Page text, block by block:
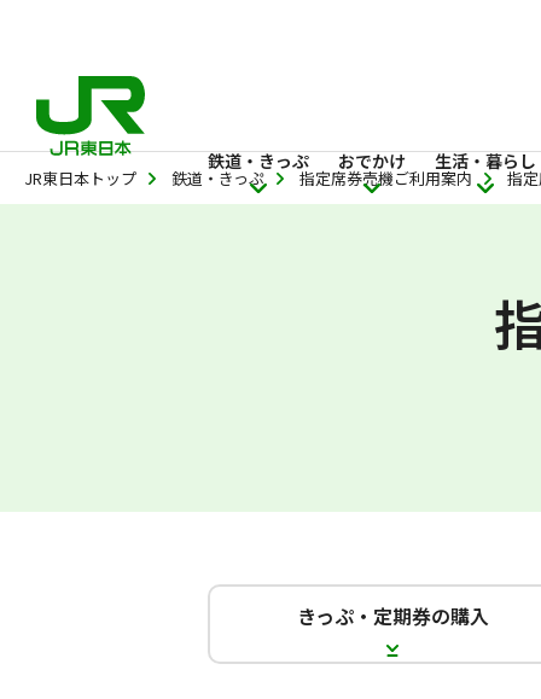
鉄道・きっぷ おでかけ 生活・暮らし
JR東日本トップ 鉄道・きっぷ 指定席券売機ご利用案内 指
きっぷ・定期券の購入